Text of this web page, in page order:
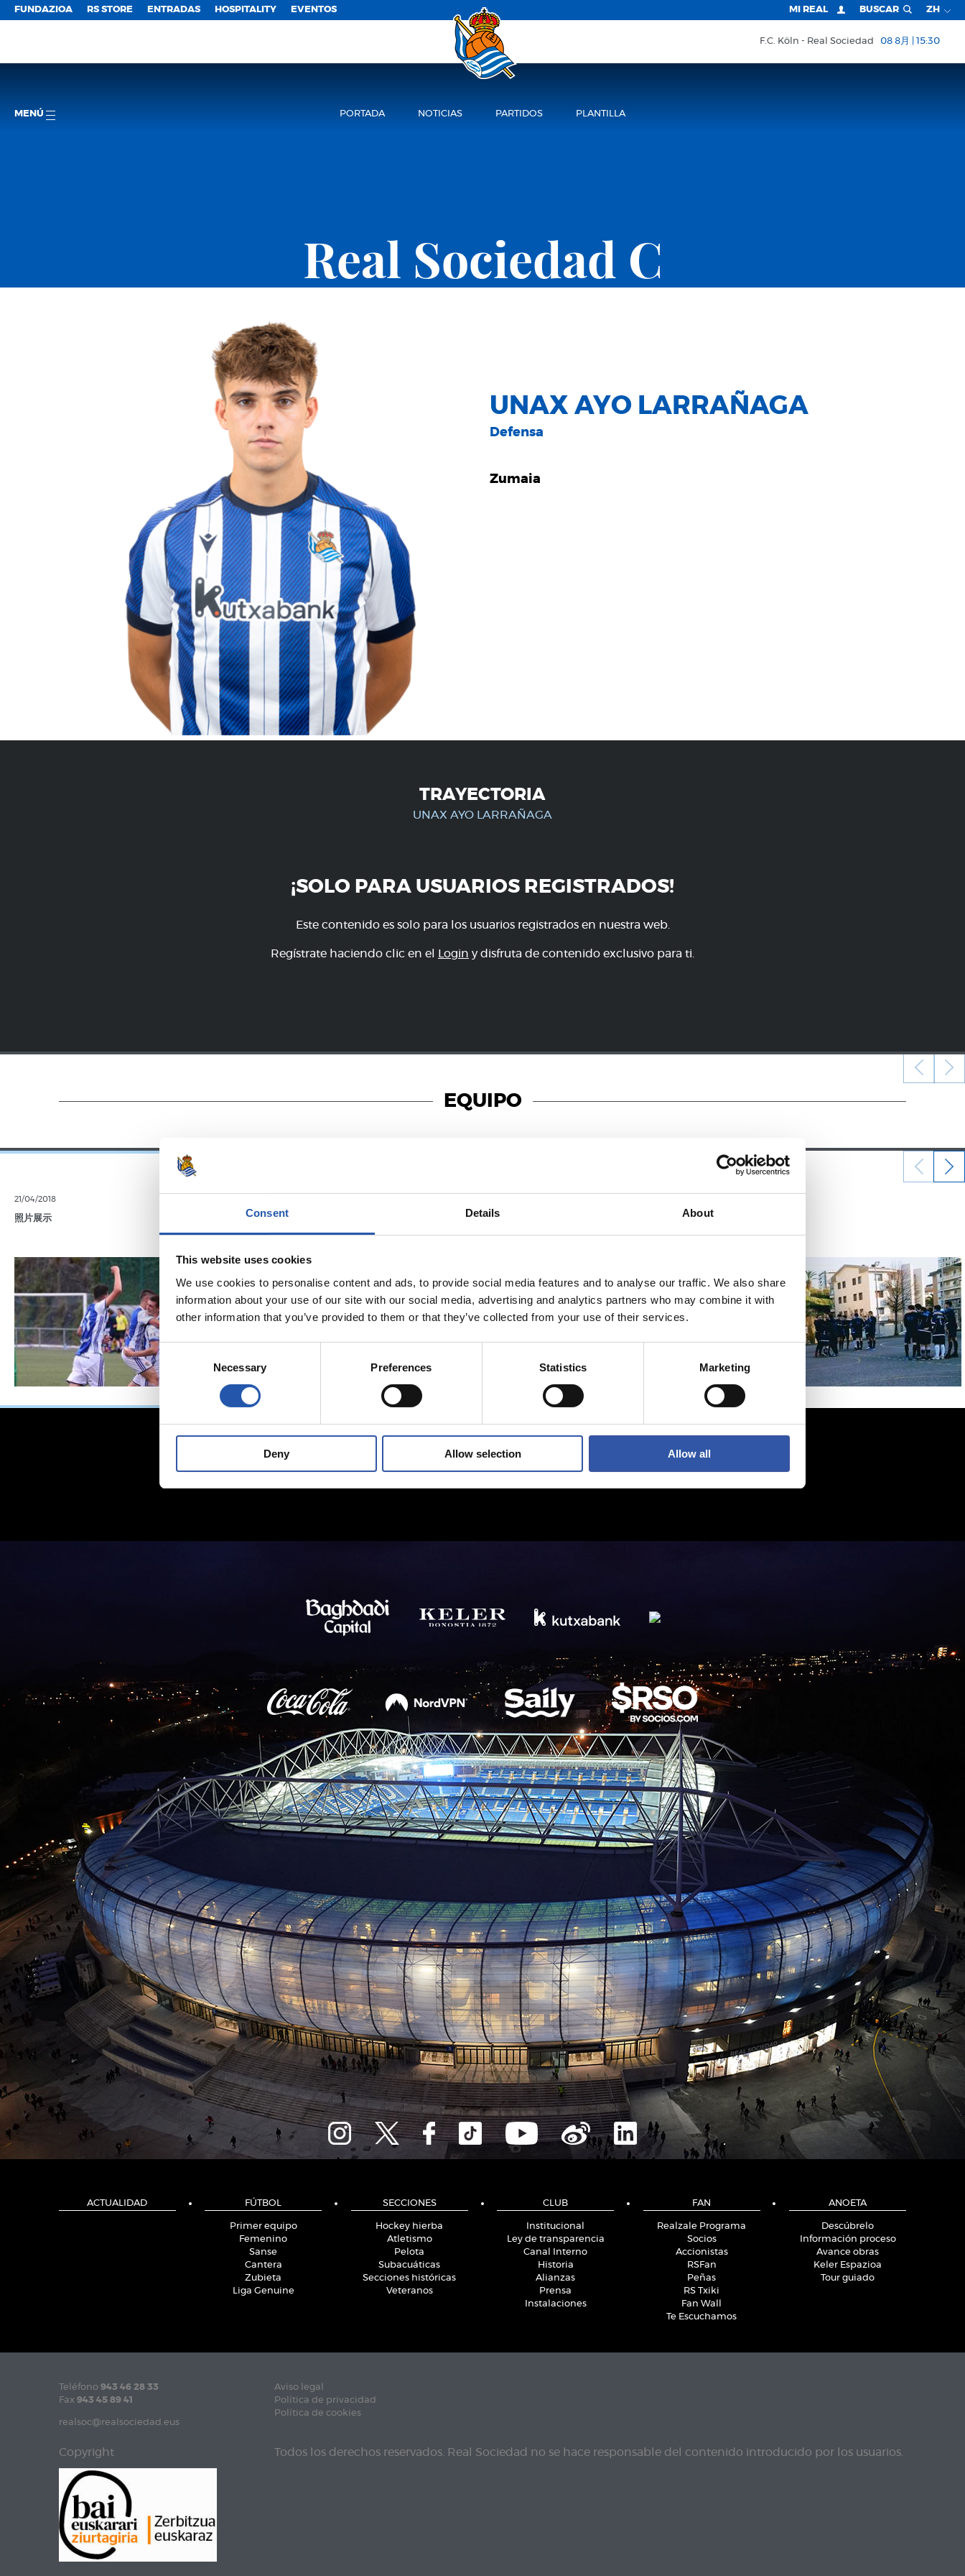
Consent Details About
This website uses cookies
We use cookies to personalise content and ads, to provide social media features and to analyse our traffic. We also share
information about your use of our site with our social media, advertising and analytics partners who may combine it with
other information that you’ve provided to them or that they’ve collected from your use of their services.
Consent
Selection
Necessary Preferences Statistics Marketing
Deny Allow selection Allow all
FUNDAZIOA RS STORE ENTRADAS HOSPITALITY EVENTOS MI REAL BUSCAR ZH
F.C. Köln Real Sociedad 08 8月 | 15:30
MENÚ PORTADA NOTICIAS PARTIDOS PLANTILLA
Real Sociedad C
UNAX AYO LARRAÑAGA
Defensa
Zumaia
TRAYECTORIA
UNAX AYO LARRAÑAGA
¡SOLO PARA USUARIOS REGISTRADOS!
Este contenido es solo para los usuarios registrados en nuestra web.
Regístrate haciendo clic en el Login y disfruta de contenido exclusivo para ti.
EQUIPO
21/04/2018
照片展示 视频
圣塞巴斯蒂安日
照片展示
ACTUALIDAD FÚTBOL
Primer equipo
Femenino
Sanse
Cantera
Zubieta
Liga Genuine
SECCIONES
Hockey hierba
Atletismo
Pelota
Subacuáticas
Secciones históricas
Veteranos
CLUB
Institucional
Ley de transparencia
Canal Interno
Historia
Alianzas
Prensa
Instalaciones
FAN
Realzale Programa
Socios
Accionistas
RSFan
Peñas
RS Txiki
Fan Wall
Te Escuchamos
ANOETA
Descúbrelo
Información proceso
Avance obras
Keler Espazioa
Tour guiado
Teléfono 943 46 28 33
Fax 943 45 89 41
realsoc@realsociedad.eus
Aviso legal
Política de privacidad
Política de cookies
Copyright Todos los derechos reservados. Real Sociedad no se hace responsable del contenido introducido por los usuarios.